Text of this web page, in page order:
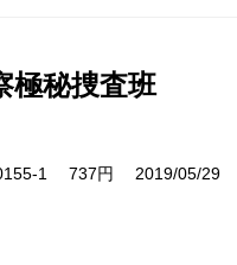
秘捜査班
1 737円 2019/05/29